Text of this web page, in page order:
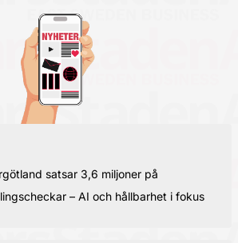
satsar 3,6 miljoner på
– AI och hållbarhet i fokus